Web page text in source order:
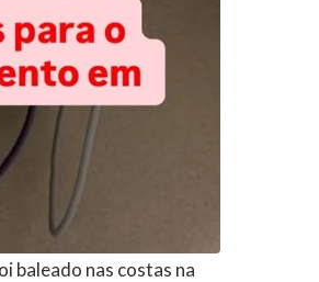
baleado nas costas na